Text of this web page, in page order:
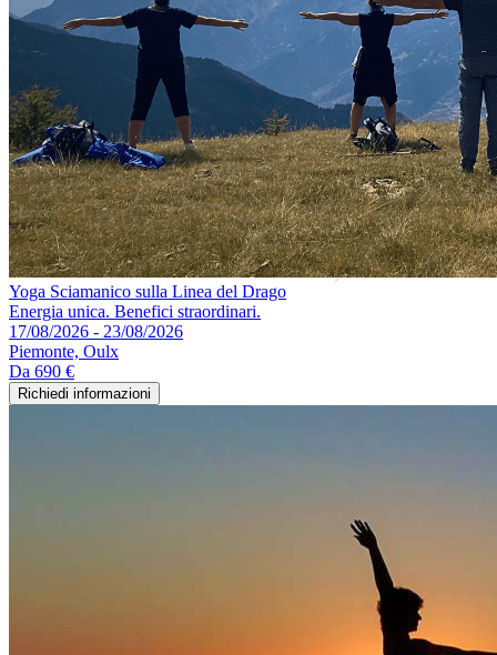
Yoga Sciamanico sulla Linea del Drago
Energia unica. Benefici straordinari.
17/08/2026 - 23/08/2026
Piemonte, Oulx
Da 690 €
Richiedi informazioni